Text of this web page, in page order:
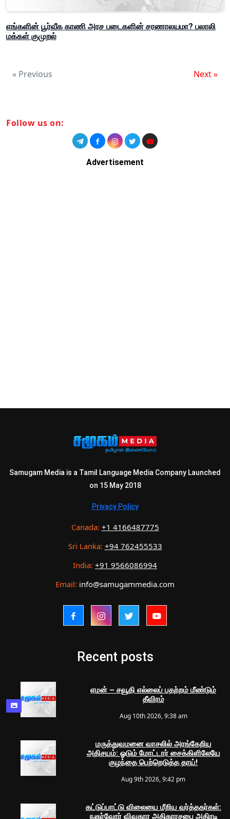
எங்களின் பூர்வீக காணி அரச படைகளின் சரணாலயமா? பலாலி
மக்கள் குமுறல்
« Previous Next »
Follow us on:
Advertisement
Samugam Media is a Tamil Language Media Company Launched
on 15 May 2018
Privacy Policy
Canada: +1 4166487775
Sri Lanka: +94 762455533
India: +91 9566086994
Email: info@samugammedia.com
Recent posts
ஏமன் – சவூதி எல்லைப் பதற்றம் மீண்டும்
தீவிரம்
Aug 10th 2026, 9:38 am
மருத்துவமனை வாசலில் அரங்கேறிய
அதிசயம்: ஓடும் மோட்டார் சைக்கிளிலேயே
குழந்தை பெற்றெடுத்த தாய்!
Aug 9th 2026, 9:42 pm
கட்டுப்பாட்டு விலையை மீறிய வர்த்தகர்கள்:
நுகர்வோர் விவகார அதிகாரசபை அதிரடி